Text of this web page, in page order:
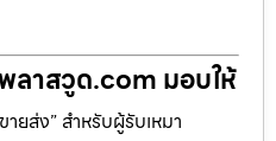
ลาสวูด.com มอบให้
ยส่ง” สำหรับผู้รับเหมา